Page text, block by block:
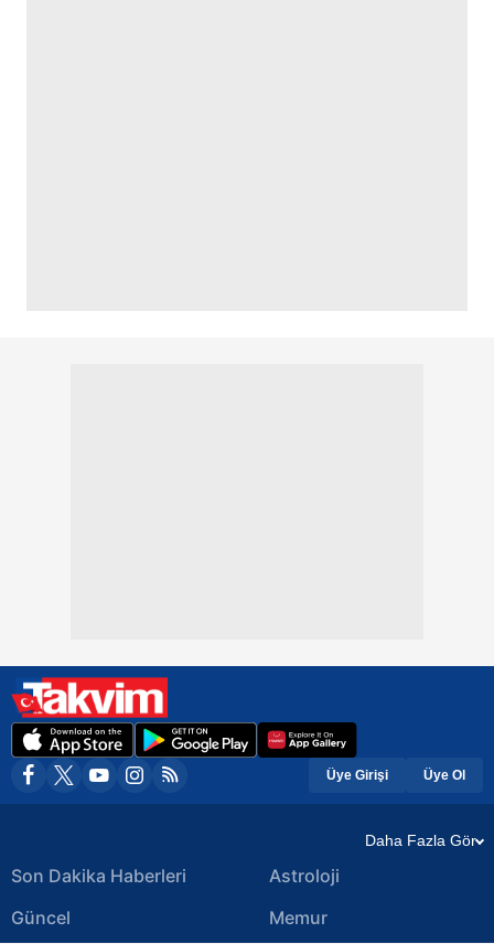
Üye Girişi Üye Ol
Daha Fazla Gör
Son Dakika Haberleri
Güncel
Astroloji
Memur